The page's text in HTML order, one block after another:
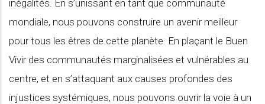
inégalités. En s’unissant en tant que communauté
mondiale, nous pouvons construire un avenir meilleur
pour tous les êtres de cette planète. En plaçant le Buen
Vivir des communautés marginalisées et vulnérables au
centre, et en s’attaquant aux causes profondes des
injustices systémiques, nous pouvons ouvrir la voie à un